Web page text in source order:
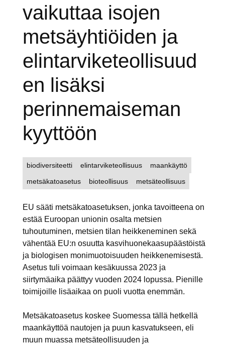
vaikuttaa isojen
metsäyhtiöiden ja
elintarviketeollisuud
en lisäksi
perinnemaiseman
kyyttöön
biodiversiteetti elintarviketeollisuus
maankäyttö
metsäkatoasetus
bioteollisuus metsäteollisuus
EU sääti metsäkatoasetuksen, jonka tavoitteena on
estää Euroopan unionin osalta metsien
tuhoutuminen, metsien tilan heikkeneminen sekä
vähentää EU:n osuutta kasvihuonekaasupäästöistä
ja biologisen monimuotoisuuden heikkenemisestä.
Asetus tuli voimaan kesäkuussa 2023 ja
siirtymäaika päättyy vuoden 2024 lopussa. Pienille
toimijoille lisäaikaa on puoli vuotta enemmän.
Metsäkatoasetus koskee Suomessa tällä hetkellä
maankäyttöä nautojen ja puun kasvatukseen, eli
muun muassa metsäteollisuuden ja